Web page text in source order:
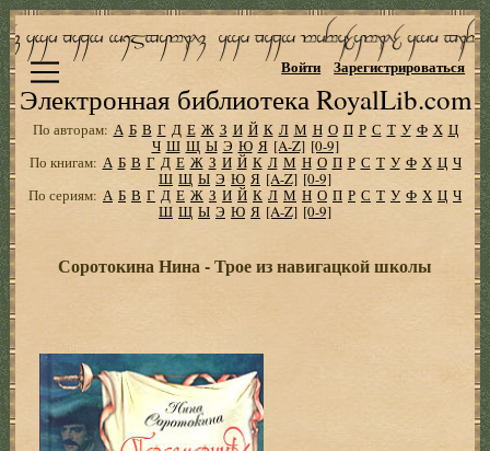
Электронная библиотека RoyalLib.com
Войти Зарегистрироваться
По авторам: А Б В Г Д Е Ж З И Й К Л М Н О П Р С Т У Ф Х Ц
Ч Ш Щ Ы Э Ю Я [A-Z] [0-9]
По книгам: А Б В Г Д Е Ж З И Й К Л М Н О П Р С Т У Ф Х Ц Ч
Ш Щ Ы Э Ю Я [A-Z] [0-9]
По сериям: А Б В Г Д Е Ж З И Й К Л М Н О П Р С Т У Ф Х Ц Ч
Ш Щ Ы Э Ю Я [A-Z] [0-9]
Соротокина Нина - Трое из навигацкой школы